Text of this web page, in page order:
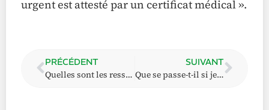
urgent est attesté par un certificat médical ».
PRÉCÉDENT
Quelles sont les ressources partiellement ou totalement exonérées ?
SUIVANT
Que se passe-t-il si je suis propriétaire d’un ou plusieurs immeuble(s) ?